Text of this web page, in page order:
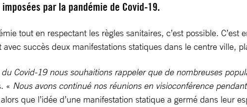
par la pandémie de Covid-19.
tout en respectant les règles sanitaires, c’est possible. C’est
succès deux manifestations statiques dans le centre ville,
Covid-19 nous souhaitions rappeler que de nombreuses
« Nous avons continué nos réunions en visioconférence
alors que l’idée d’une manifestation statique a germé dans leur